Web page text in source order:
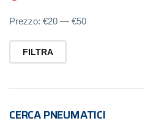
FILTRA
Prezzo: €20 — €50
CERCA PNEUMATICI